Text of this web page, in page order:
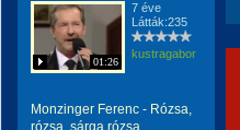
01:26
7 éve
Látták:235
kustragabor
Monzinger Ferenc - Rózsa,
rózsa, sárga rózsa